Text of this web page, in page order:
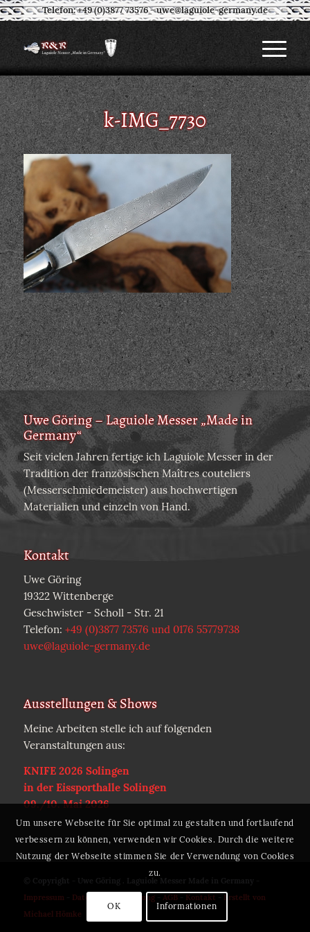
Telefon: +49 (0)3877 73576-uwe@laguiole-germany.de
k-IMG_7730
Uwe Göring – Laguiole Messer „Made in
Germany“
Seit vielen Jahren fertige ich Laguiole Messer in der
Tradition der französischen Maîtres couteliers
(Messerschmiedemeister) aus hochwertigen
Materialien und einzeln von Hand.
Kontakt
Uwe Göring
19322 Wittenberge
Geschwister - Scholl - Str. 21
Telefon: +49 (0)3877 73576 und 0176 55779738
uwe@laguiole-germany.de
Ausstellungen & Shows
Meine Arbeiten stelle ich auf folgenden
Veranstaltungen aus:
KNIFE 2026 Solingen
in der Eissporthalle Solingen
09./10. Mai 2026
© Copyright - Uwe Göring . Laguiole Messer Made in Germany -
Impressum- Datenschutzerklärung- AGB- Kontakt
Erstellt von
Michael Hömke
Um unsere Webseite für Sie optimal zu gestalten und fortlaufend
verbessern zu können, verwenden wir Cookies. Durch die weitere
Nutzung der Webseite stimmen Sie der Verwendung von Cookies
zu.
OK Informationen